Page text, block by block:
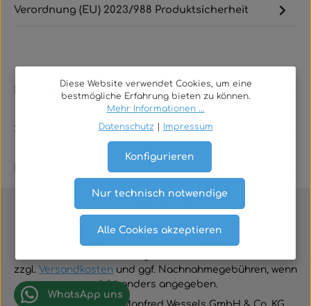
Verordnung (EU) 2023/988 Produktsicherheit
Rechtliches
Service
Vertrag widerrufen
zzgl. Versandkosten und ggf. Nachnahmegebühren, wenn
nicht anders angegeben.
WhatsApp uns
Diese Website verwendet Cookies, um eine
bestmögliche Erfahrung bieten zu können.
Mehr Informationen ...
Datenschutz
Impressum
Nur technisch notwendige
Konfigurieren
Alle Cookies akzeptieren